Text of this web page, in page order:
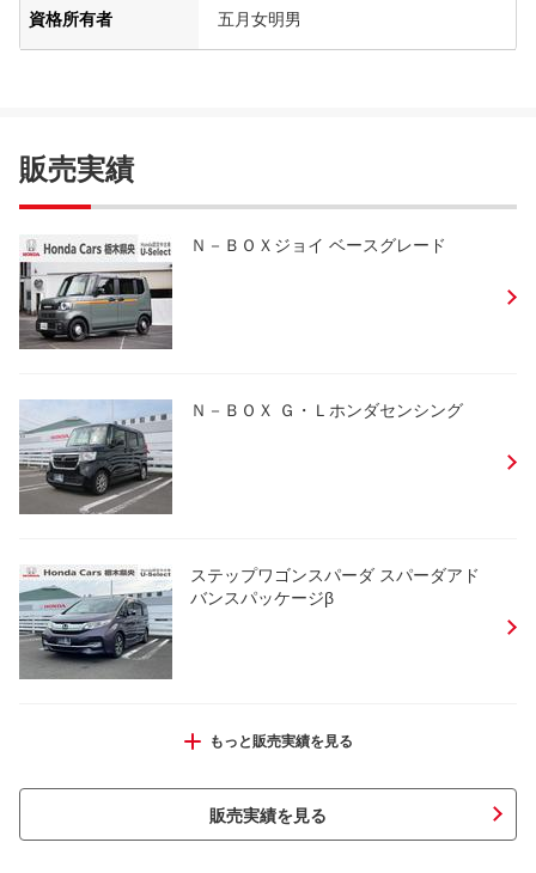
資格所有者 五月女明男
販売実績
Ｎ－ＢＯＸジョイ ベースグレード
Ｎ－ＢＯＸ Ｇ・Ｌホンダセンシング
ステップワゴンスパーダ スパーダアド
バンスパッケージβ
Ｎ－ＢＯＸ Ｌ
もっと販売実績を見る
販売実績を見る